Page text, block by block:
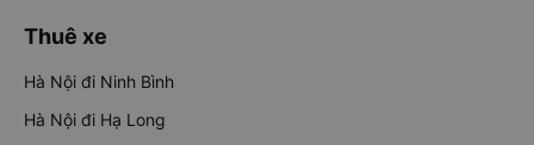
Thuê xe
Hà Nội đi Ninh Bình
Hà Nội đi Hạ Long